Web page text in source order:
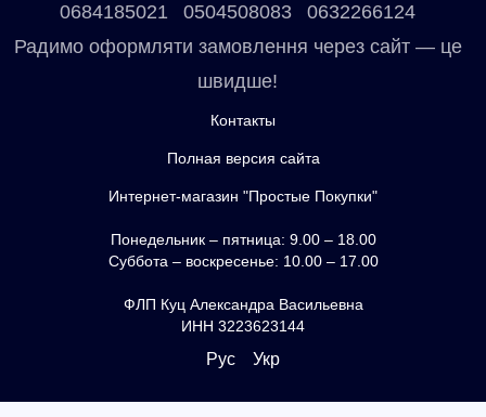
0684185021 0504508083
0632266124
Радимо оформляти замовлення через сайт — це
швидше!
Контакты
Полная версия сайта
Интернет-магазин "Простые Покупки"
Понедельник – пятница: 9.00 – 18.00
Суббота – воскресенье: 10.00 – 17.00
ФЛП Куц Александра Васильевна
ИНН 3223623144
Рус Укр